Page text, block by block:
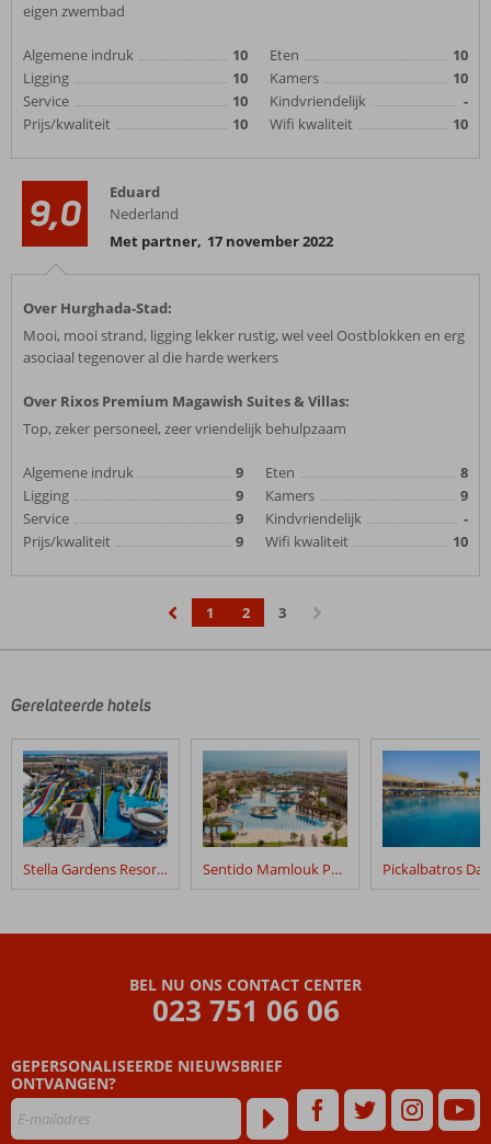
eigen zwembad
Algemene indruk
10
Ligging
10
Service
10
Prijs/kwaliteit
10
Eten
10
Kamers
10
Kindvriendelijk
-
Wifi kwaliteit
10
9,0
Eduard
Nederland
Met partner, 17 november 2022
Over Hurghada-Stad:
Mooi, mooi strand, ligging lekker rustig, wel veel Oostblokken en erg
asociaal tegenover al die harde werkers
Over Rixos Premium Magawish Suites & Villas:
Top, zeker personeel, zeer vriendelijk behulpzaam
Algemene indruk
9
Ligging
9
Service
9
Prijs/kwaliteit
9
Eten
8
Kamers
9
Kindvriendelijk
-
Wifi kwaliteit
10
1 2
3
Gerelateerde hotels
Stella Gardens Resort & Spa Makadi Bay Sentido Mamlouk Palace
BEL NU ONS CONTACT CENTER
023 751 06 06
GEPERSONALISEERDE NIEUWSBRIEF
ONTVANGEN?